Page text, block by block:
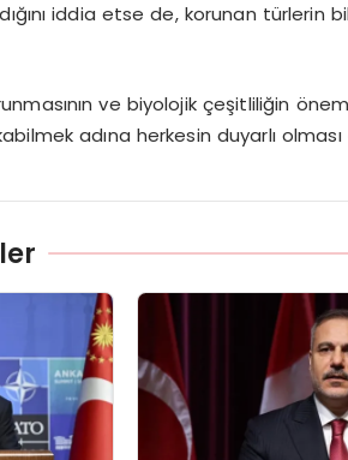
iddia etse de, korunan türlerin
ve biyolojik çeşitliliğin
adına herkesin duyarlı